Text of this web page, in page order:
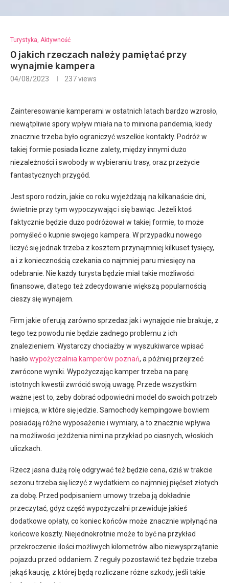
Turystyka, Aktywność
O jakich rzeczach należy pamiętać przy
wynajmie kampera
04/08/2023 237views
Zainteresowanie kamperami w ostatnich latach bardzo wzrosło,
niewątpliwie spory wpływ miała na to miniona pandemia, kiedy
znacznie trzeba było ograniczyć wszelkie kontakty. Podróż w
takiej formie posiada liczne zalety, między innymi dużo
niezależności i swobody w wybieraniu trasy, oraz przeżycie
fantastycznych przygód.
Jest sporo rodzin, jakie co roku wyjeżdżają na kilkanaście dni,
świetnie przy tym wypoczywając i się bawiąc. Jeżeli ktoś
faktycznie będzie dużo podróżował w takiej formie, to może
pomyśleć o kupnie swojego kampera. W przypadku nowego
liczyć się jednak trzeba z kosztem przynajmniej kilkuset tysięcy,
a i z koniecznością czekania co najmniej paru miesięcy na
odebranie. Nie każdy turysta będzie miał takie możliwości
finansowe, dlatego też zdecydowanie większą popularnością
cieszy się wynajem.
Firm jakie oferują zarówno sprzedaż jak i wynajęcie nie brakuje, z
tego też powodu nie będzie żadnego problemu z ich
znalezieniem. Wystarczy chociażby w wyszukiwarce wpisać
hasło wypożyczalnia kamperów poznań, a później przejrzeć
zwrócone wyniki. Wypożyczając kamper trzeba na parę
istotnych kwestii zwrócić swoją uwagę. Przede wszystkim
ważne jest to, żeby dobrać odpowiedni model do swoich potrzeb
i miejsca, w które się jedzie. Samochody kempingowe bowiem
posiadają różne wyposażenie i wymiary, a to znacznie wpływa
na możliwości jeżdżenia nimi na przykład po ciasnych, włoskich
uliczkach.
Rzecz jasna dużą rolę odgrywać też będzie cena, dziś w trakcie
sezonu trzeba się liczyć z wydatkiem co najmniej pięćset złotych
za dobę. Przed podpisaniem umowy trzeba ją dokładnie
przeczytać, gdyż część wypożyczalni przewiduje jakieś
dodatkowe opłaty, co koniec końców może znacznie wpłynąć na
końcowe koszty. Niejednokrotnie może to być na przykład
przekroczenie ilości możliwych kilometrów albo niewysprzątanie
pojazdu przed oddaniem. Z reguły pozostawić też będzie trzeba
jakąś kaucję, z której będą rozliczane różne szkody, jeśli takie